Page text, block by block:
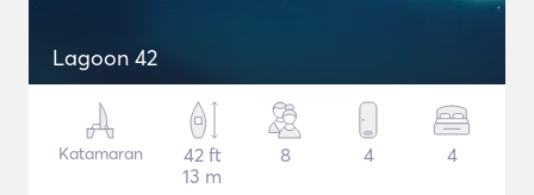
Lagoon 42
Katamaran
42 ft
13 m
8 4 4